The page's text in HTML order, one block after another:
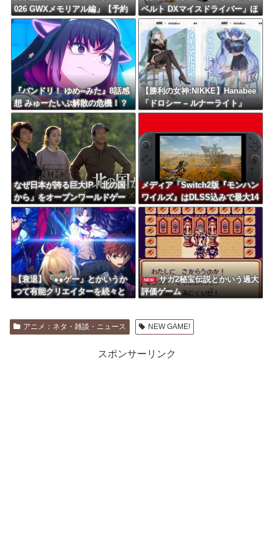
026 GWXメモリアル編」【予約
開始】
ベルト DXマイスドライバー」ほ
か【本日予約開始！】
『バンドリ！ ゆめ∞みた』8話感
想 みゅーたいぷ解散の危機！？
【勝利の女神:NIKKE】Hanabee
「ドロシー – ルナーライト」
「プリバティ – シャープレッス
メイト」【フィギュア化決定】
なぜ日本が誇る巨大IP「北の国
から」をオープンワールドゲー
ム化しないのか？
メディア「Switch2版『モンハン
ワイルズ』はDLSS込みで最大14
40p動作」
【衰退】「●●ゲー」とかいうか
つて有能クリエイターを続々と
NEW
サガ2秘宝伝説とかいう過大
評価ゲーム
アニメ：ネタ・雑談・ニュース NEW GAME!
スポンサーリンク